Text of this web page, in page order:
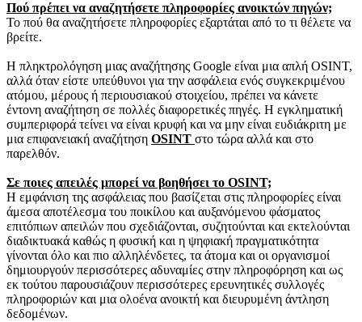
Πού πρέπει να αναζητήσετε πληροφορίες ανοικτών πηγών;
Το πού θα αναζητήσετε πληροφορίες εξαρτάται από το τι θέλετε να
βρείτε.
Η πληκτρολόγηση μιας αναζήτησης Google είναι μια απλή OSINT,
αλλά όταν είστε υπεύθυνοι για την ασφάλεια ενός συγκεκριμένου
ατόμου, μέρους ή περιουσιακού στοιχείου, πρέπει να κάνετε
έντονη αναζήτηση σε πολλές διαφορετικές πηγές. Η εγκληματική
συμπεριφορά τείνει να είναι κρυφή και να μην είναι ευδιάκριτη με
μια επιφανειακή αναζήτηση OSINT στο τώρα αλλά και στο
παρελθόν.
Σε ποιες απειλές μπορεί να βοηθήσει το OSINT;
Η εμφάνιση της ασφάλειας που βασίζεται στις πληροφορίες είναι
άμεσα αποτέλεσμα του ποικίλου και αυξανόμενου φάσματος
επιτόπιων απειλών που σχεδιάζονται, συζητούνται και εκτελούνται
διαδικτυακά καθώς η φυσική και η ψηφιακή πραγματικότητα
γίνονται όλο και πιο αλληλένδετες, τα άτομα και οι οργανισμοί
δημιουργούν περισσότερες αδυναμίες στην πληροφόρηση και ως
εκ τούτου παρουσιάζουν περισσότερες ερευνητικές συλλογές
πληροφοριών και μια ολοένα ανοικτή και διευρυμένη άντληση
δεδομένων.